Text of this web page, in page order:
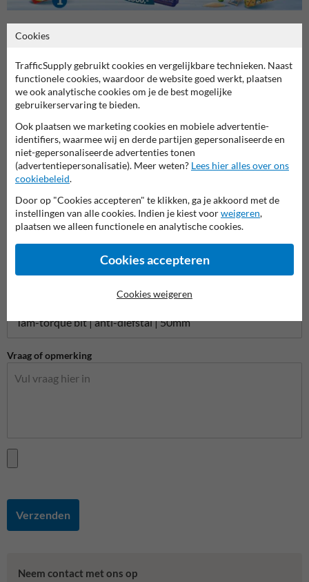
Naam*
Bedrijfsnaam
E-mailadres*
Telefoonnummer
Vraag of opmerking
Verzenden
Neem contact met ons op
Cookies
TrafficSupply gebruikt cookies en vergelijkbare technieken. Naast
functionele cookies, waardoor de website goed werkt, plaatsen
we ook analytische cookies om je de best mogelijke
gebruikerservaring te bieden.
Ook plaatsen we marketing cookies en mobiele advertentie-
identifiers, waarmee wij en derde partijen gepersonaliseerde en
niet-gepersonaliseerde advertenties tonen
(advertentiepersonalisatie). Meer weten? Lees hier alles over ons
cookiebeleid.
Door op "Cookies accepteren" te klikken, ga je akkoord met de
instellingen van alle cookies. Indien je kiest voorweigeren,
plaatsen we alleen functionele en analytische cookies.
Cookies accepteren
Cookies weigeren